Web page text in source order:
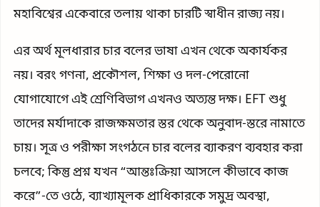
মহাবিশ্বের একেবারে তলায় থাকা চারটি স্বাধীন রাজ্য নয়।
এর অর্থ মূলধারার চার বলের ভাষা এখন থেকে অকার্যকর
নয়। বরং গণনা, প্রকৌশল, শিক্ষা ও দল-পেরোনো
যোগাযোগে এই শ্রেণিবিভাগ এখনও অত্যন্ত দক্ষ। EFT শুধু
তাদের মর্যাদাকে রাজক্ষমতার স্তর থেকে অনুবাদ-স্তরে নামাতে
চায়। সূত্র ও পরীক্ষা সংগঠনে চার বলের ব্যাকরণ ব্যবহার করা
চলবে; কিন্তু প্রশ্ন যখন “আন্তঃক্রিয়া আসলে কীভাবে কাজ
করে”-তে ওঠে, ব্যাখ্যামূলক প্রাধিকারকে সমুদ্র অবস্থা,